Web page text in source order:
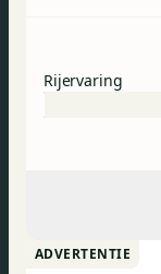
Rijervaring
ADVERTENTIE